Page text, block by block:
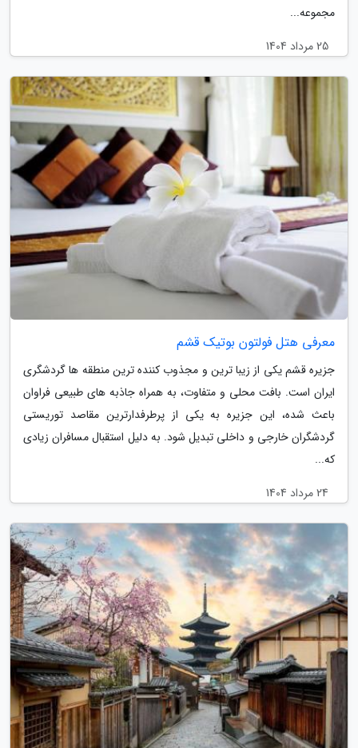
مجموعه...
25 مرداد 1404
معرفی هتل فولتون بوتیک قشم
جزیره قشم یکی از زیبا ترین و مجذوب کننده ترین منطقه ها گردشگری
ایران است. بافت محلی و متفاوت، به همراه جاذبه های طبیعی فراوان
باعث شده، این جزیره به یکی از پرطرفدارترین مقاصد توریستی
گردشگران خارجی و داخلی تبدیل شود. به دلیل استقبال مسافران زیادی
که...
24 مرداد 1404